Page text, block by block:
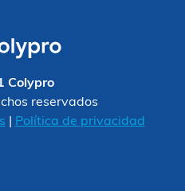
Colypro
reservados
Política de privacidad